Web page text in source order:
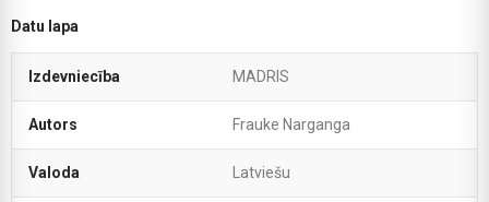
Datu lapa
Izdevniecība MADRIS
Autors Frauke Narganga
Valoda Latviešu